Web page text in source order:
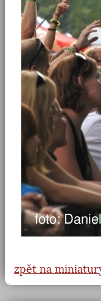
zpět na
Jirsíkova 157
285 09 Kácov
tel: 327 324 204
IČ: 00236144
DIČ: CZ00236144
ID datové
Bankovní spojení:
spořitelna a.s. Kolín
Starostka:Mgr.
(tel: 603